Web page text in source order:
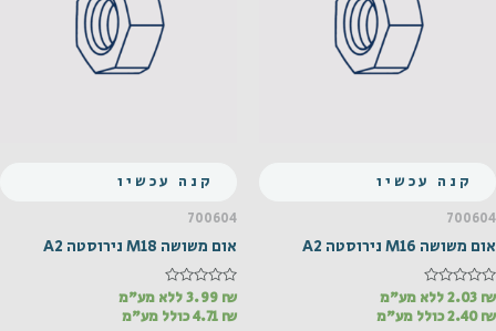
קנה עכשיו
700604
אום משושה M16 נירוסטה A2
דורג
מתוך
2.03 ₪
ללא מע"מ
2.40₪ כולל מע"מ
קנה עכשיו
700604
אום משושה M18 נירוסטה A2
דורג
מתוך
3.99 ₪
ללא מע"מ
4.71 ₪ כולל מע"מ